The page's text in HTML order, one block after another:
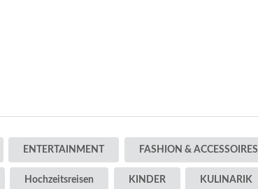
ENTERTAINMENT FASHION & ACCESSOIRES
Hochzeitsreisen KINDER KULINARIK